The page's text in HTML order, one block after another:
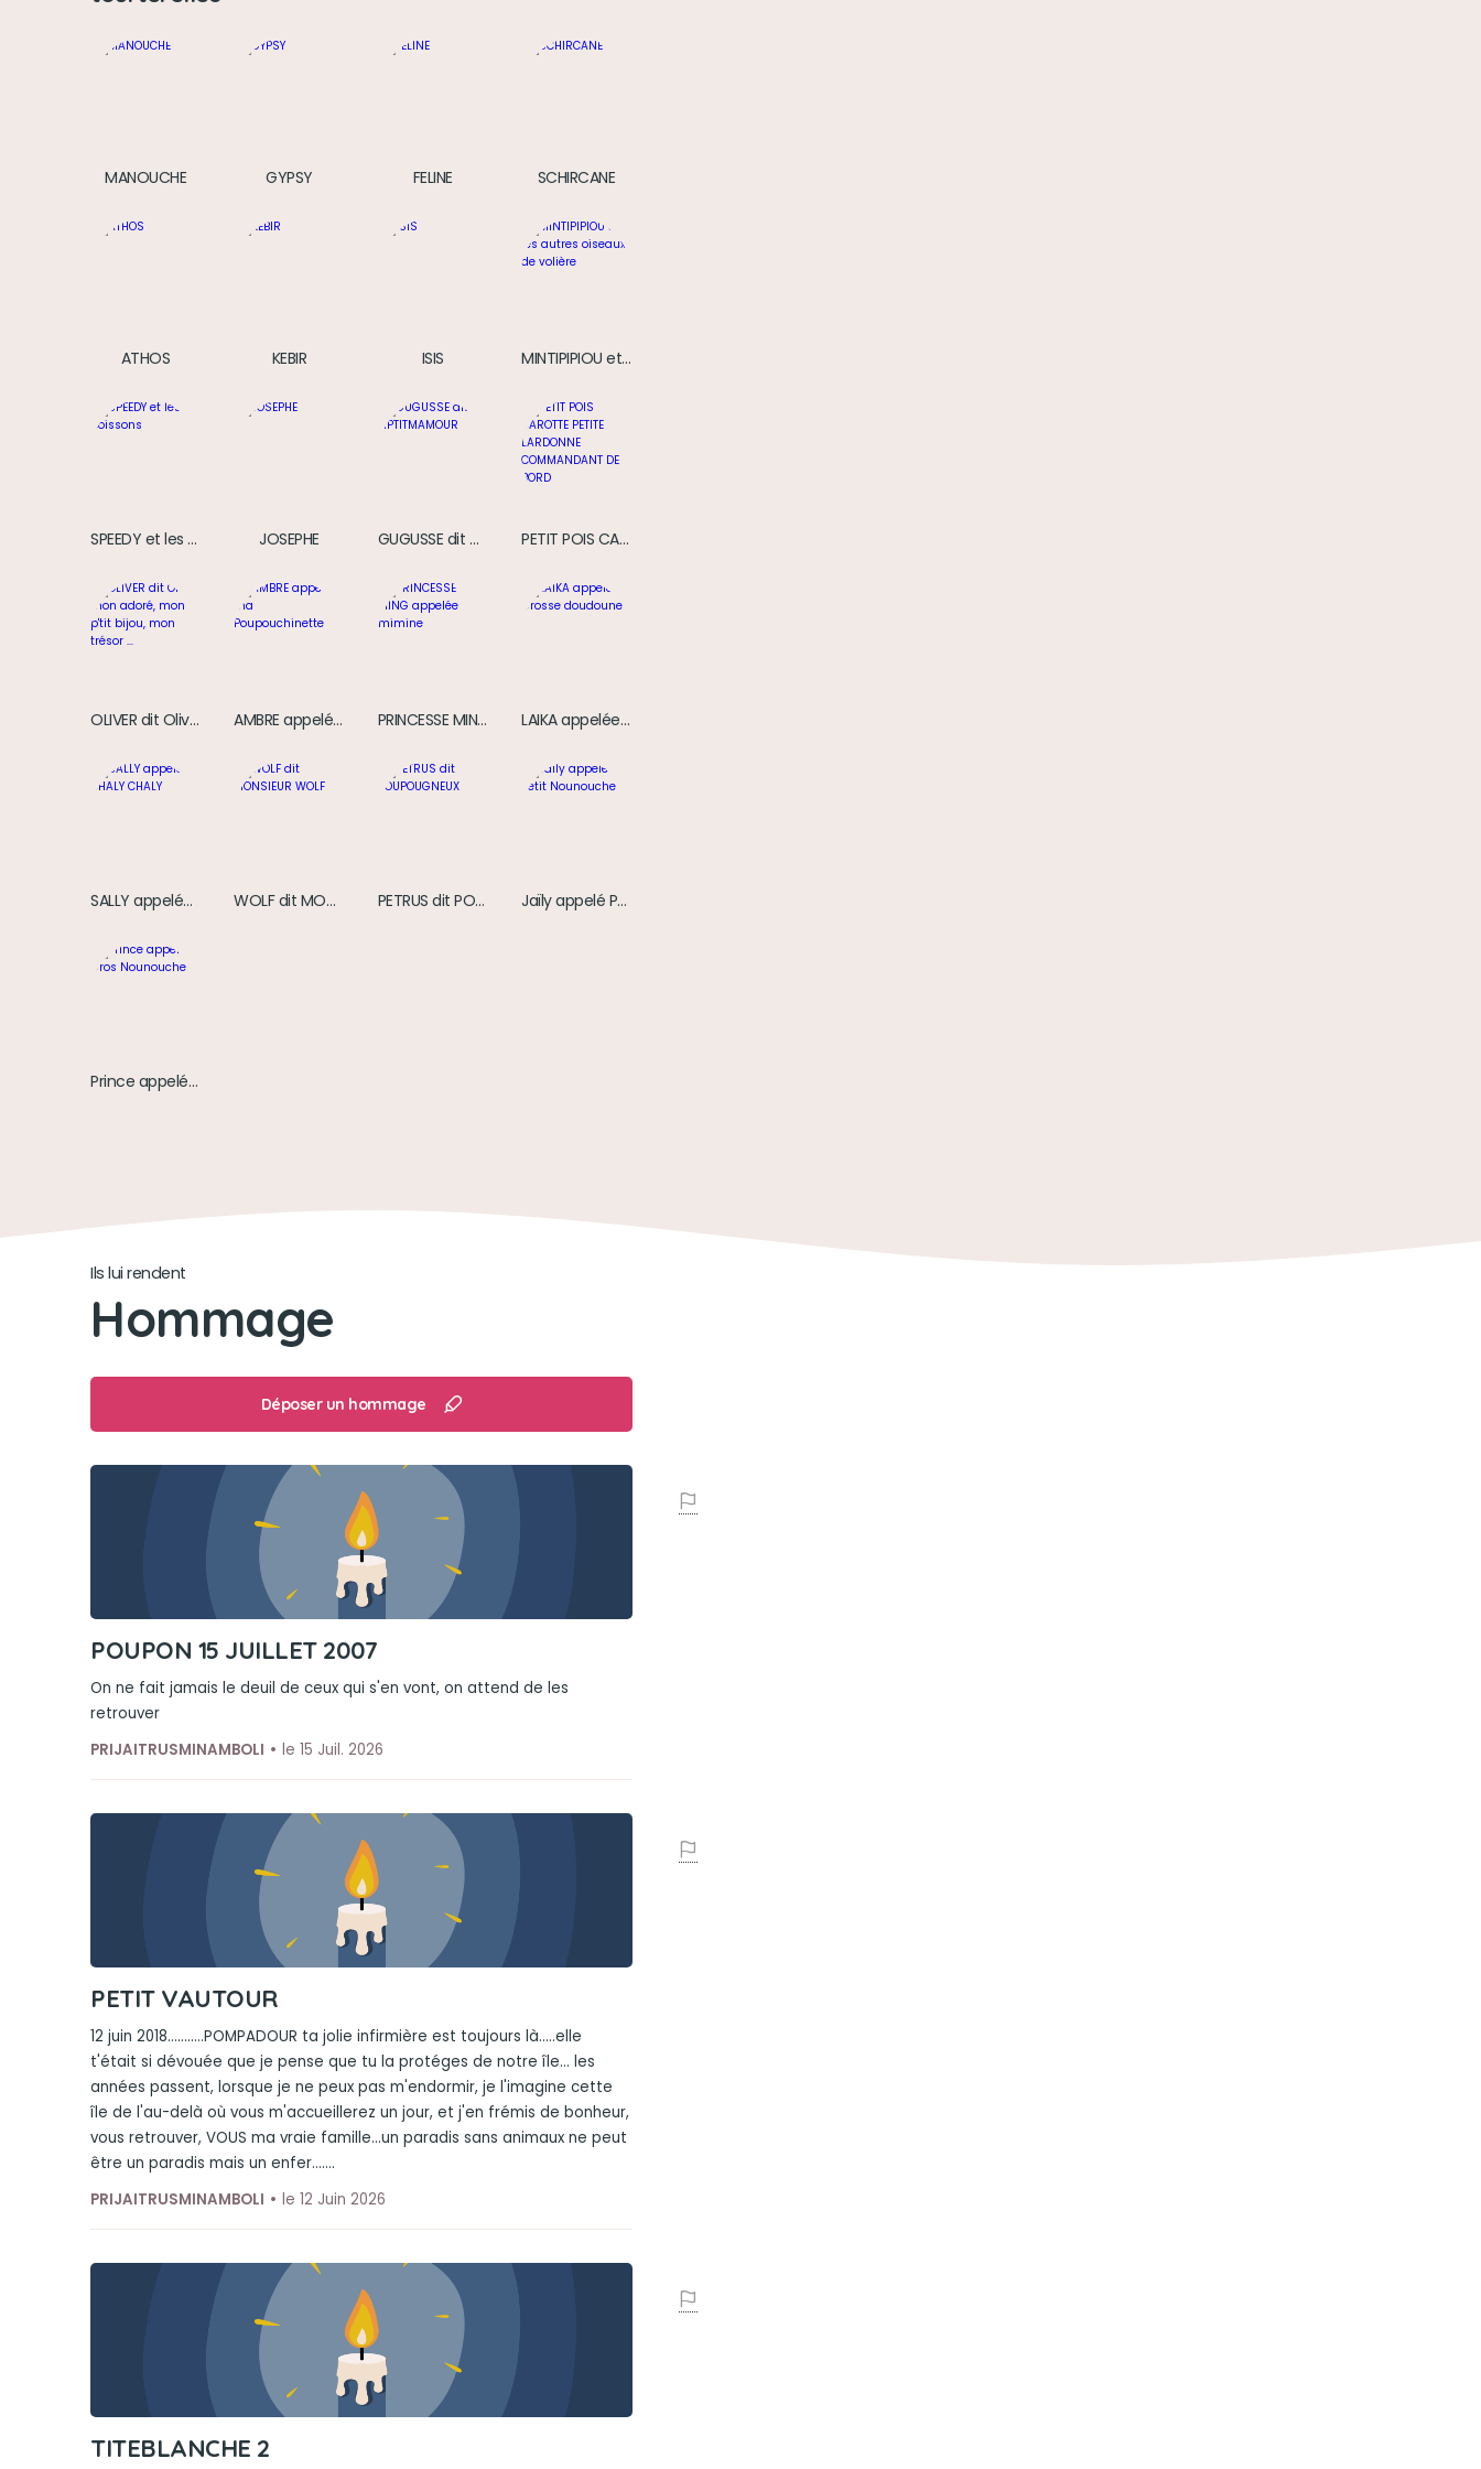
MANOUCHE GYPSY FELINE SCHIRCANE
ATHOS KEBIR ISIS MINTIPIPIOU et les autres oiseaux de volière
SPEEDY et les poissons JOSEPHE GUGUSSE dit TIPTITMAMOUR PETIT POIS CAROTTE PETITE LARDONNE COMMANDANT DE BORD
OLIVER dit Oliver mon adoré, mon p'tit bijou, mon trésor ... AMBRE appelée ma Poupouchinette PRINCESSE MING appelée mimine LAIKA appelée Grosse doudoune
SALLY appelée CHALY CHALY WOLF dit MONSIEUR WOLF PETRUS dit POUPOUGNEUX Jaïly appelé Petit Nounouche
Prince appelé Gros Nounouche
Ils lui rendent
Hommage
Déposer un hommage
POUPON 15 JUILLET 2007
On ne fait jamais le deuil de ceux qui s'en vont, on attend de les
retrouver
PRIJAITRUSMINAMBOLI
le 15 Juil. 2026
PETIT VAUTOUR
12 juin 2018...........POMPADOUR ta jolie infirmière est toujours là.....elle
t'était si dévouée que je pense que tu la protéges de notre île... les
années passent, lorsque je ne peux pas m'endormir, je l'imagine cette
île de l'au-delà où vous m'accueillerez un jour, et j'en frémis de bonheur,
vous retrouver, VOUS ma vraie famille...un paradis sans animaux ne peut
être un paradis mais un enfer.......
PRIJAITRUSMINAMBOLI
le 12 Juin 2026
TITEBLANCHE 2